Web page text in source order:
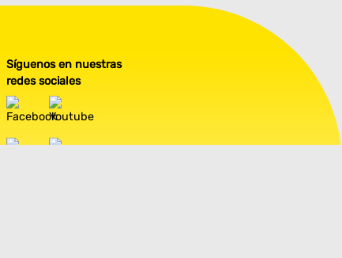
Síguenos en nuestras
redes sociales